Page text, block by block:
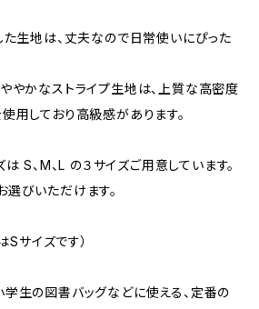
た生地は、丈夫なので日常使いにぴった
やかなストライプ生地は、上質な高密度
用しており高級感があります。
S、M、L の３サイズご用意しています。
びいただけます。
Sサイズです）
学生の図書バッグなどに使える、定番の